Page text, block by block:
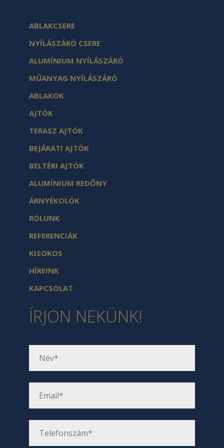
ABLAKCSERE
NYÍLÁSZÁRÓ CSERE
ALUMÍNIUM NYÍLÁSZÁRÓ
MŰANYAG NYÍLÁSZÁRÓ
ABLAKOK
AJTÓK
TERASZ AJTÓK
BEJÁRATI AJTÓK
BELTÉRI AJTÓK
ALUMÍNIUM REDŐNY
ÁRNYÉKOLÓK
RÓLUNK
REFERENCIÁK
KISOKOS
HÍREINK
KAPCSOLAT
ÍRJON NEKÜNK!